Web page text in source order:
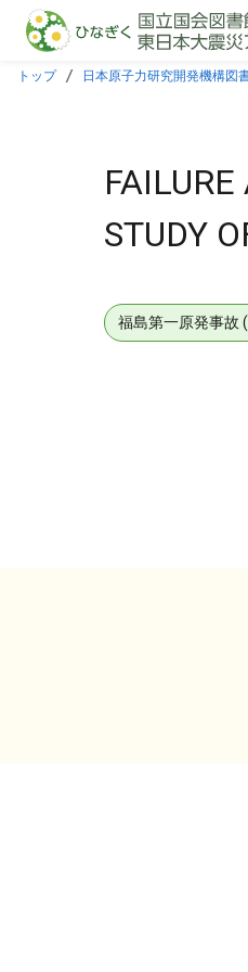
本文に飛ぶ
トップ 日本原子力研究開発機構図
STUDY
福島第一原発事故